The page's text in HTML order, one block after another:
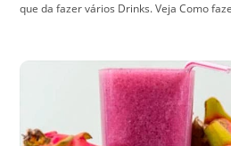
que da fazer vários Drinks. Veja Como